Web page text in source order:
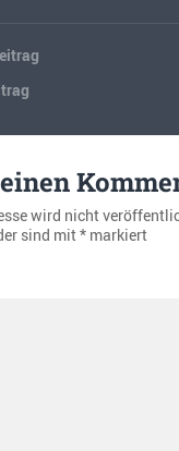
wird nicht
sind mit*markiert